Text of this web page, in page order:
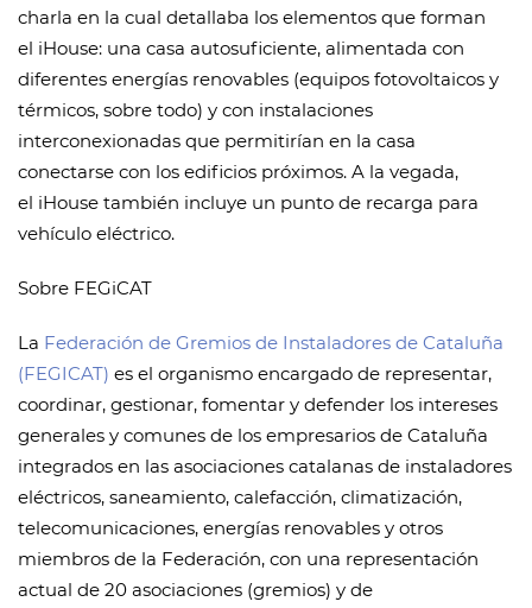
charla en la cual detallaba los elementos que forman
el iHouse: una casa autosuficiente, alimentada con
diferentes energías renovables (equipos fotovoltaicos y
térmicos, sobre todo) y con instalaciones
interconexionadas que permitirían en la casa
conectarse con los edificios próximos. A la vegada,
el iHouse también incluye un punto de recarga para
vehículo eléctrico.
Sobre FEGiCAT
La Federación de Gremios de Instaladores de Cataluña
(FEGICAT) es el organismo encargado de representar,
coordinar, gestionar, fomentar y defender los intereses
generales y comunes de los empresarios de Cataluña
integrados en las asociaciones catalanas de instaladores
eléctricos, saneamiento, calefacción, climatización,
telecomunicaciones, energías renovables y otros
miembros de la Federación, con una representación
actual de 20 asociaciones (gremios) y de